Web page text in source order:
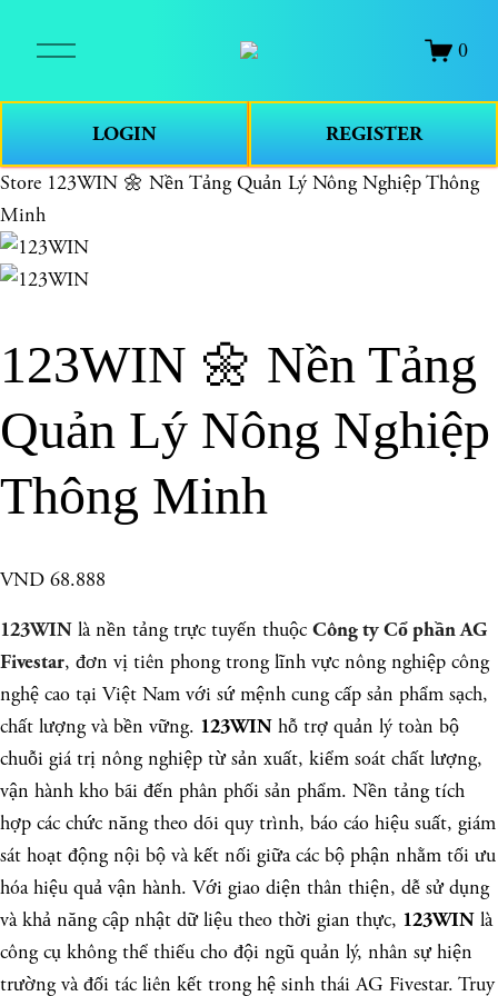
O
e
e
n
0
LOGIN REGISTER
Store 123WIN 🌼 Nền Tảng Quản Lý Nông Nghiệp Thông
Minh
123WIN 🌼 Nền Tảng
Quản Lý Nông Nghiệp
Thông Minh
VND 68.888
123WIN là nền tảng trực tuyến thuộc Công ty Cổ phần AG
Fivestar, đơn vị tiên phong trong lĩnh vực nông nghiệp công
nghệ cao tại Việt Nam với sứ mệnh cung cấp sản phẩm sạch,
chất lượng và bền vững. 123WIN hỗ trợ quản lý toàn bộ
chuỗi giá trị nông nghiệp từ sản xuất, kiểm soát chất lượng,
vận hành kho bãi đến phân phối sản phẩm. Nền tảng tích
hợp các chức năng theo dõi quy trình, báo cáo hiệu suất, giám
sát hoạt động nội bộ và kết nối giữa các bộ phận nhằm tối ưu
hóa hiệu quả vận hành. Với giao diện thân thiện, dễ sử dụng
và khả năng cập nhật dữ liệu theo thời gian thực, 123WIN là
công cụ không thể thiếu cho đội ngũ quản lý, nhân sự hiện
trường và đối tác liên kết trong hệ sinh thái AG Fivestar. Truy